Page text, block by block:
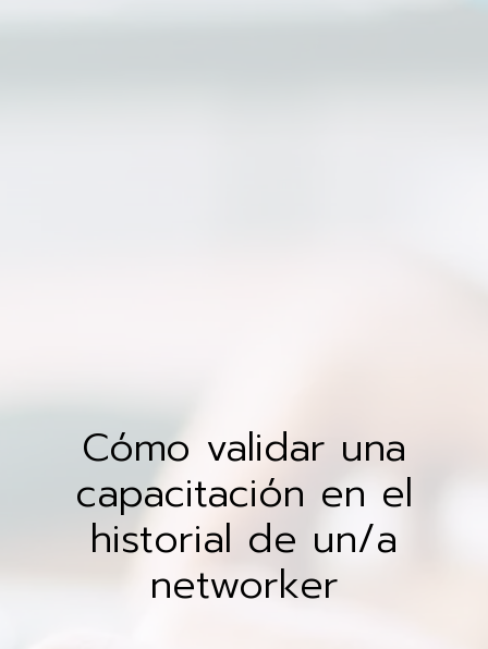
Cómo validar una
capacitación en el
historial de un/a
networker